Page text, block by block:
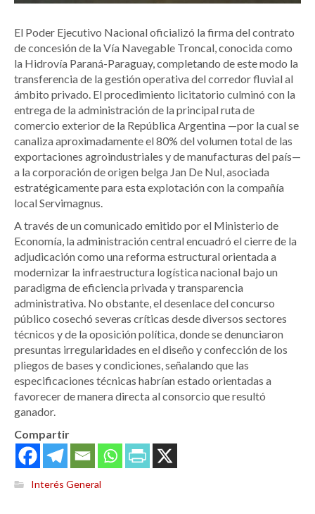
El Poder Ejecutivo Nacional oficializó la firma del contrato
de concesión de la Vía Navegable Troncal, conocida como
la Hidrovía Paraná-Paraguay, completando de este modo la
transferencia de la gestión operativa del corredor fluvial al
ámbito privado. El procedimiento licitatorio culminó con la
entrega de la administración de la principal ruta de
comercio exterior de la República Argentina —por la cual se
canaliza aproximadamente el 80% del volumen total de las
exportaciones agroindustriales y de manufacturas del país—
a la corporación de origen belga Jan De Nul, asociada
estratégicamente para esta explotación con la compañía
local Servimagnus.
A través de un comunicado emitido por el Ministerio de
Economía, la administración central encuadró el cierre de la
adjudicación como una reforma estructural orientada a
modernizar la infraestructura logística nacional bajo un
paradigma de eficiencia privada y transparencia
administrativa. No obstante, el desenlace del concurso
público cosechó severas críticas desde diversos sectores
técnicos y de la oposición política, donde se denunciaron
presuntas irregularidades en el diseño y confección de los
pliegos de bases y condiciones, señalando que las
especificaciones técnicas habrían estado orientadas a
favorecer de manera directa al consorcio que resultó
ganador.
Compartir
Interés General